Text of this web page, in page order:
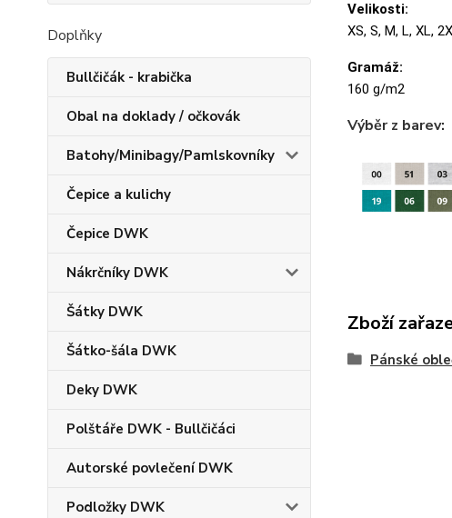
Doplňky
Bullčičák - krabička
Obal na doklady / očkovák
Batohy/Minibagy/Pamlskovníky
Čepice a kulichy
Čepice DWK
Nákrčníky DWK
Šátky DWK
Šátko-šála DWK
Deky DWK
Polštáře DWK - Bullčičáci
Autorské povlečení DWK
Podložky DWK
Velikosti:
XS, S, M, L, XL,
Gramáž:
160 g/m2
Výběr z barev:
Zboží
Pánské